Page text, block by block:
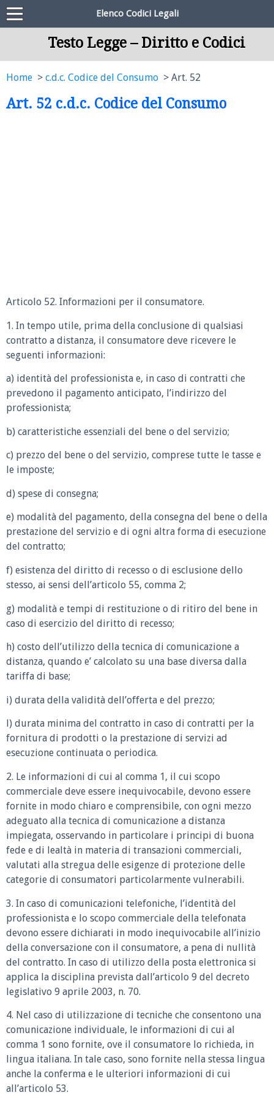
Elenco Codici Legali
Testo Legge – Diritto e Codici
Home c.d.c. Codice del Consumo Art. 52
Art. 52 c.d.c. Codice del Consumo
Articolo 52. Informazioni per il consumatore.
1. In tempo utile, prima della conclusione di qualsiasi
contratto a distanza, il consumatore deve ricevere le
seguenti informazioni:
a) identità del professionista e, in caso di contratti che
prevedono il pagamento anticipato, l’indirizzo del
professionista;
b) caratteristiche essenziali del bene o del servizio;
c) prezzo del bene o del servizio, comprese tutte le tasse e
le imposte;
d) spese di consegna;
e) modalità del pagamento, della consegna del bene o della
prestazione del servizio e di ogni altra forma di esecuzione
del contratto;
f) esistenza del diritto di recesso o di esclusione dello
stesso, ai sensi dell’articolo 55, comma 2;
g) modalità e tempi di restituzione o di ritiro del bene in
caso di esercizio del diritto di recesso;
h) costo dell’utilizzo della tecnica di comunicazione a
distanza, quando e’ calcolato su una base diversa dalla
tariffa di base;
i) durata della validità dell’offerta e del prezzo;
l) durata minima del contratto in caso di contratti per la
fornitura di prodotti o la prestazione di servizi ad
esecuzione continuata o periodica.
2. Le informazioni di cui al comma 1, il cui scopo
commerciale deve essere inequivocabile, devono essere
fornite in modo chiaro e comprensibile, con ogni mezzo
adeguato alla tecnica di comunicazione a distanza
impiegata, osservando in particolare i principi di buona
fede e di lealtà in materia di transazioni commerciali,
valutati alla stregua delle esigenze di protezione delle
categorie di consumatori particolarmente vulnerabili.
3. In caso di comunicazioni telefoniche, l’identità del
professionista e lo scopo commerciale della telefonata
devono essere dichiarati in modo inequivocabile all’inizio
della conversazione con il consumatore, a pena di nullità
del contratto. In caso di utilizzo della posta elettronica si
applica la disciplina prevista dall’articolo 9 del decreto
legislativo 9 aprile 2003, n. 70.
4. Nel caso di utilizzazione di tecniche che consentono una
comunicazione individuale, le informazioni di cui al
comma 1 sono fornite, ove il consumatore lo richieda, in
lingua italiana. In tale caso, sono fornite nella stessa lingua
anche la conferma e le ulteriori informazioni di cui
all’articolo 53.